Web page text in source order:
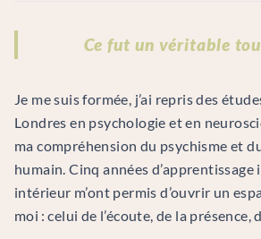
Ce fut un véritable
Je me suis formée, j’ai repris des
Londres en psychologie et en
ma compréhension du psychisme et
humain. Cinq années
intérieur m’ont permis d’ouvrir un
moi : celui de l’écoute, de la présence,